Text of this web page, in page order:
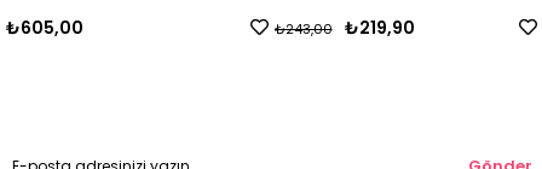
₺219,90 ₺550,00